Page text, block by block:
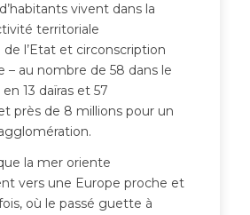
vivent dans la
territoriale
de l’Etat et circonscription
– au nombre de 58 dans le
13 daïras et 57
près de 8 millions pour un
la mer oriente
vers une Europe proche et
où le passé guette à